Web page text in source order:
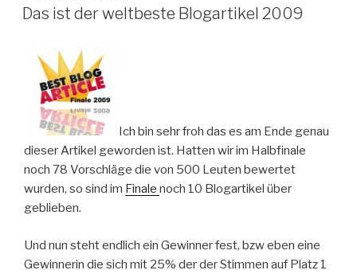
AM
Das ist der weltbeste Blogartikel 2009
Ich bin sehr froh das es am Ende genau
dieser Artikel geworden ist. Hatten wir im Halbfinale
noch 78 Vorschläge die von 500 Leuten bewertet
wurden, so sind im Finale noch 10 Blogartikel über
geblieben.
Und nun steht endlich ein Gewinner fest, bzw eben eine
Gewinnerin die sich mit 25% der der Stimmen auf Platz 1